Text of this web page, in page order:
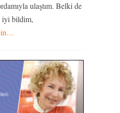
ulaştım. Belki de
iyi bildim,